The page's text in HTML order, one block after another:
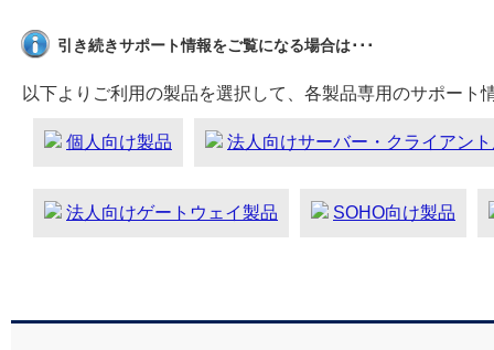
引き続きサポート情報をご覧になる場合は･･･
以下よりご利用の製品を選択して、各製品専用のサポート
個人向け製品 法人向けサーバー・クライアン
法人向けゲートウェイ製品 SOHO向け製品